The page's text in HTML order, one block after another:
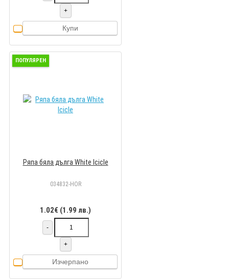
+
Купи
ПОПУЛЯРЕН
Ряпа бяла дълга White Icicle
034832-HOR
1.02€ (1.99 лв.)
-
+
Изчерпано